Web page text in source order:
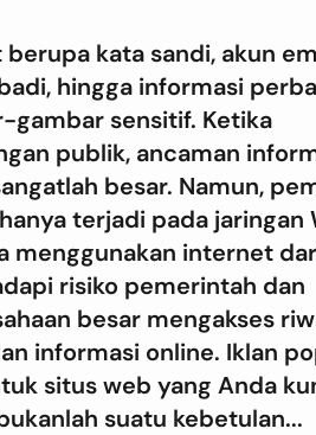
kata sandi, akun
hingga informasi
gambar sensitif. Ketika
publik, ancaman
besar. Namun,
terjadi pada jaringan
menggunakan internet
risiko pemerintah dan
besar mengakses
informasi online. Iklan
situs web yang Anda
suatu kebetulan...